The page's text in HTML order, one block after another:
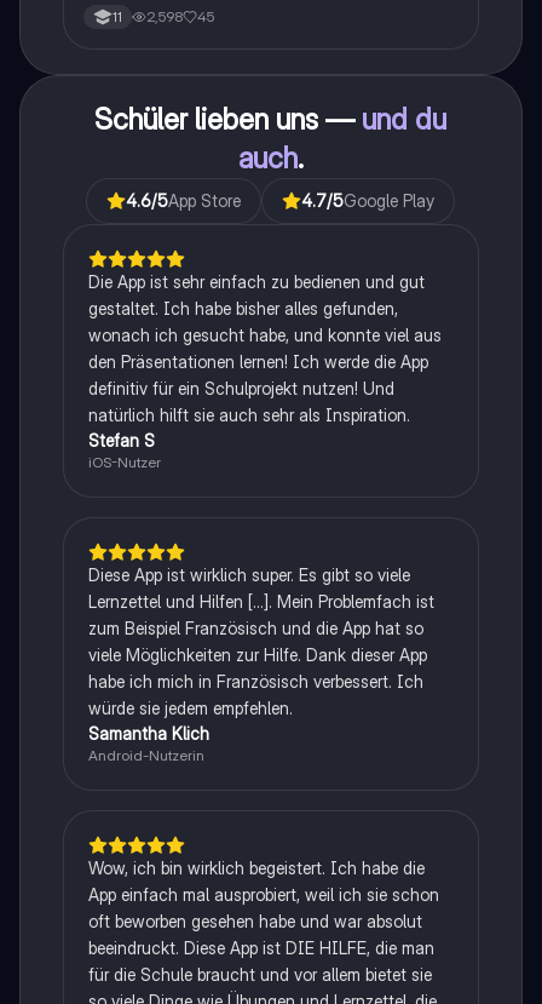
11 2,598 45
Schüler lieben uns — und du
auch.
4.6/5App Store 4.7/5Google Play
Die App ist sehr einfach zu bedienen und gut
gestaltet. Ich habe bisher alles gefunden,
wonach ich gesucht habe, und konnte viel aus
den Präsentationen lernen! Ich werde die App
definitiv für ein Schulprojekt nutzen! Und
natürlich hilft sie auch sehr als Inspiration.
Stefan S
iOS-Nutzer
Diese App ist wirklich super. Es gibt so viele
Lernzettel und Hilfen [...]. Mein Problemfach ist
zum Beispiel Französisch und die App hat so
viele Möglichkeiten zur Hilfe. Dank dieser App
habe ich mich in Französisch verbessert. Ich
würde sie jedem empfehlen.
Samantha Klich
Android-Nutzerin
Wow, ich bin wirklich begeistert. Ich habe die
App einfach mal ausprobiert, weil ich sie schon
oft beworben gesehen habe und war absolut
beeindruckt. Diese App ist DIE HILFE, die man
für die Schule braucht und vor allem bietet sie